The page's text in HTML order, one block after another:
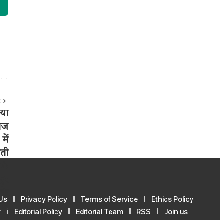
Privacy Policy Terms of Service
Ethics Policy
Editorial Policy Editorial Team RSS Join us